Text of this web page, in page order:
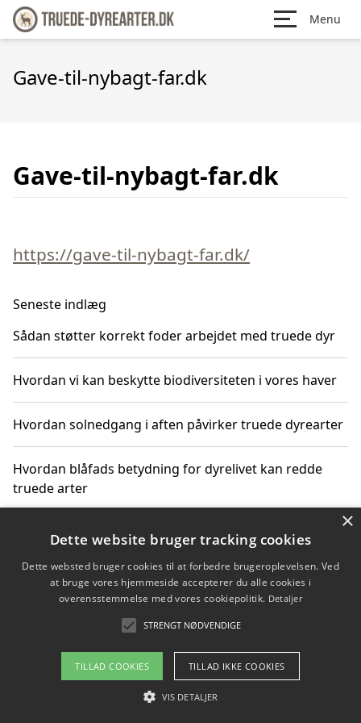
Menu
Gave-til-nybagt-far.dk
Gave-til-nybagt-far.dk
https://gave-til-nybagt-far.dk/
Seneste indlæg
Sådan støtter korrekt foder arbejdet med truede dyr
Hvordan vi kan beskytte biodiversiteten i vores haver
Hvordan solnedgang i aften påvirker truede dyrearter
Hvordan blåfads betydning for dyrelivet kan redde
truede arter
Hvordan kan gaver til unge voksne støtte bevarelsen
Copyright 2026 - Pilanto Aps
Om / kontakt
Blog Betingelser
×
Dette website bruger tracking cookies
Dette websted bruger cookies til at forbedre brugeroplevelsen. Ved
at bruge vores hjemmeside accepterer du alle cookies i
overensstemmelse med vores cookiepolitik. Detaljer
STRENGT NØDVENDIGE
TILLAD COOKIES TILLAD IKKE COOKIES
VIS DETALJER